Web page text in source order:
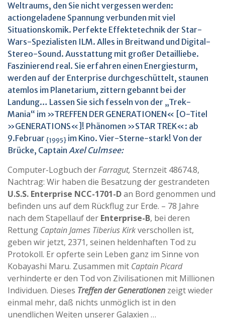
Weltraums, den Sie nicht vergessen werden:
actiongeladene Spannung verbunden mit viel
Situationskomik. Perfekte Effektetechnik der Star-
Wars-Spezialisten ILM. Alles in Breitwand und Digital-
Stereo-Sound. Ausstattung mit großer Detailliebe.
Faszinierend real. Sie erfahren einen Energiesturm,
werden auf der Enterprise durchgeschüttelt, staunen
atemlos im Planetarium, zittern gebannt bei der
Landung… Lassen Sie sich fesseln von der „Trek-
Mania“ im »TREFFEN DER GENERATIONEN« [O-Titel
»GENERATIONS«]! Phänomen »STAR TREK«: ab
9.Februar {1995} im Kino. Vier-Sterne-stark! Von der
Brücke, Captain Axel Culmsee:
Computer-Logbuch derFarragut, Sternzeit 48674.8,
Nachtrag: Wir haben die Besatzung der gestrandeten
U.S.S. Enterprise NCC-1701-Dan Bord genommen und
befinden uns auf dem Rückflug zur Erde. – 78 Jahre
nach dem Stapellauf der Enterprise-B, bei deren
Rettung Captain James Tiberius Kirkverschollen ist,
geben wir jetzt, 2371, seinen heldenhaften Tod zu
Protokoll. Er opferte sein Leben ganz im Sinne von
Kobayashi Maru. Zusammen mit Captain Picard
verhinderte er den Tod von Zivilisationen mit Millionen
Individuen. Dieses Treffen der Generationen zeigt wieder
einmal mehr, daß nichts unmöglich ist in den
unendlichen Weiten unserer Galaxien …